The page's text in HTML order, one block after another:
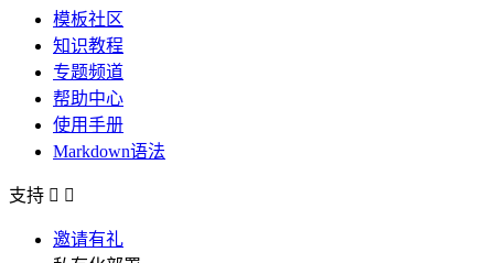
模板社区
知识教程
专题频道
帮助中心
使用手册
Markdown语法
支持  
邀请有礼